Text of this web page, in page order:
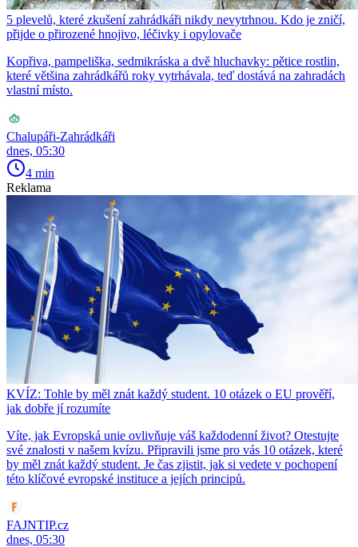
5 plevelů, které zkušení zahrádkáři nikdy nevytrhnou. Kdo je zničí,
přijde o přirozené hnojivo, léčivky i opylovače
Kopřiva, pampeliška, sedmikráska a dvě hluchavky: pětice rostlin,
které většina zahrádkářů roky vytrhávala, teď dostává na zahradách
vlastní místo.
Chalupáři-Zahrádkáři
dnes, 05:30
4 min
Reklama
KVÍZ: Tohle by měl znát každý student. 10 otázek o EU prověří,
jak dobře jí rozumíte
Víte, jak Evropská unie ovlivňuje váš každodenní život? Otestujte
své znalosti v našem kvízu. Připravili jsme pro vás 10 otázek, které
by měl znát každý student. Je čas zjistit, jak si vedete v pochopení
této klíčové evropské instituce a jejích principů.
FAJNTIP.cz
dnes, 05:30